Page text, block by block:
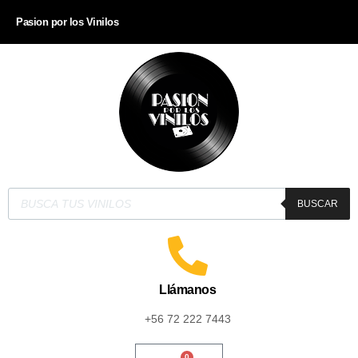
Pasion por los Vinilos
BUSCAR
Llámanos
+56 72 222 7443